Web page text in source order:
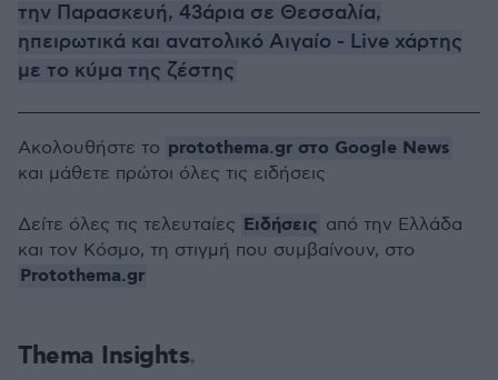
την Παρασκευή, 43άρια σε Θεσσαλία,
ηπειρωτικά και ανατολικό Αιγαίο - Live χάρτης
με το κύμα της ζέστης
Thema Insights
Ακολουθήστε το protothema.gr στο Google News
και μάθετε πρώτοι όλες τις ειδήσεις
Δείτε όλες τις τελευταίες Ειδήσεις από την Ελλάδα
και τον Κόσμο, τη στιγμή που συμβαίνουν, στο
Protothema.gr